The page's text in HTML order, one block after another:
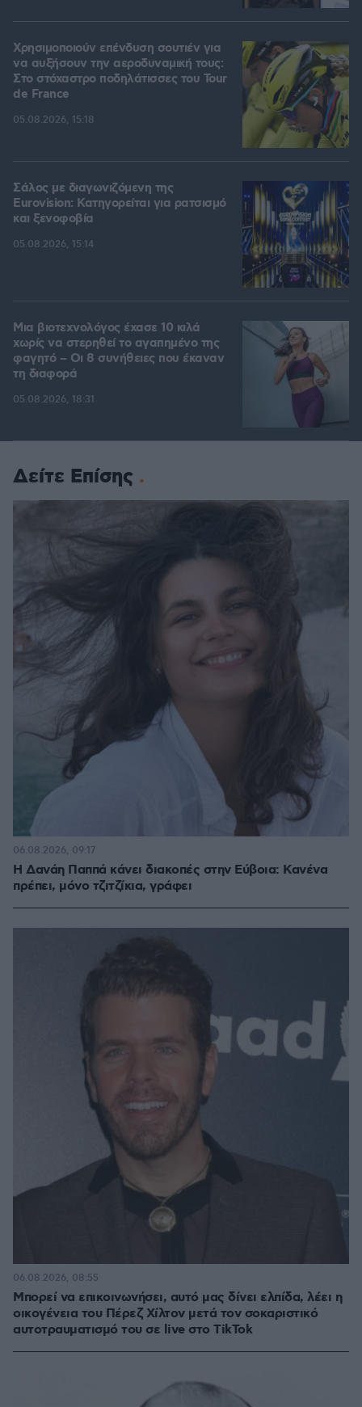
Χρησιμοποιούν επένδυση σουτιέν για
να αυξήσουν την αεροδυναμική τους:
Στο στόχαστρο ποδηλάτισσες του Tour
de France
05.08.2026, 15:18
Σάλος με διαγωνιζόμενη της
Eurovision: Κατηγορείται για ρατσισμό
και ξενοφοβία
05.08.2026, 15:14
Μια βιοτεχνολόγος έχασε 10 κιλά
χωρίς να στερηθεί το αγαπημένο της
φαγητό – Οι 8 συνήθειες που έκαναν
τη διαφορά
05.08.2026, 18:31
Δείτε Επίσης
Η Δανάη Παππά κάνει διακοπές στην Εύβοια: Κανένα
πρέπει, μόνο τζιτζίκια, γράφει
πριν 12 λεπτά
Μπορεί να επικοινωνήσει, αυτό μας δίνει ελπίδα, λέει η
οικογένεια του Πέρεζ Χίλτον μετά τον σοκαριστικό
αυτοτραυματισμό του σε live στο TikTok
πριν 35 λεπτά